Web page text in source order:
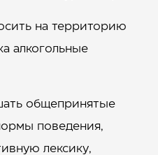
на территорию
алкогольные
общепринятые
поведения,
лексику,